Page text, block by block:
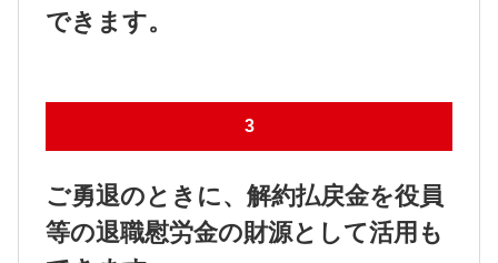
できます。
3
ご勇退のときに、解約払戻金を役員
等の退職慰労金の財源として活用も